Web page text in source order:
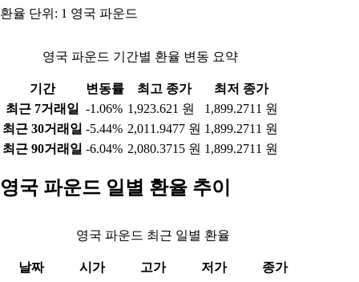
환율 단위: 1 영국 파운드
영국 파운드 기간별 환율 변동 요약
기간 변동률 최고 종가
최저 종가
최근 7거래일
-1.06% 1,923.621 원
1,899.2711 원
최근 30거래일 -5.44% 2,011.9477 원 1,899.2711 원
최근 90거래일 -6.04% 2,080.3715 원 1,899.2711 원
영국 파운드 일별 환율 추이
영국 파운드 최근 일별 환율
날짜 시가 고가 저가
종가